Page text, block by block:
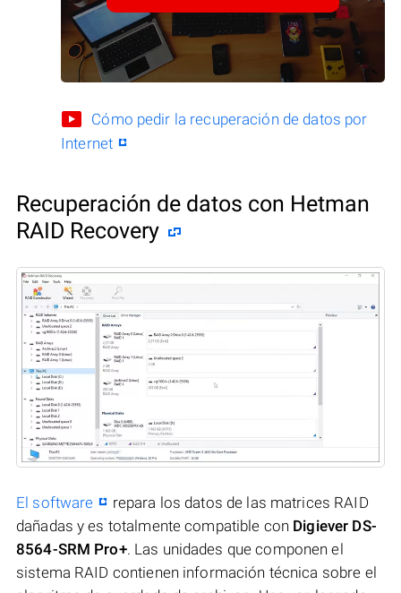
Cómo pedir la recuperación de datos por
Internet
Recuperación de datos con Hetman
RAID Recovery
El software
repara los datos de las matrices RAID
dañadas y es totalmente compatible con Digiever DS-
8564-SRM Pro+. Las unidades que componen el
sistema RAID contienen información técnica sobre el